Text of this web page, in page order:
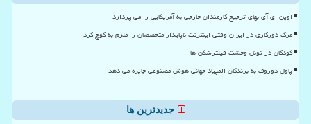
اوپن ای آی بهای ترجیح کارمندان خارجی به آمریکایی را می پردازد
مرگ دورکاری در ایران وقتی اینترنت ناپایدار متخصصان را ملزم به کوچ کرد
کودکان در تونل وحشت فیلترشکن ها
پاول دوروف به برندگان المپیاد جهانی هوش مصنوعی جایزه می دهد
جدیدترین ها